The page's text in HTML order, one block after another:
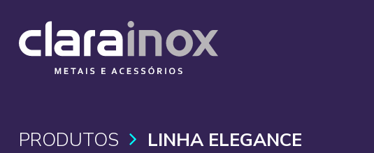
PRODUTOS LINHA ELEGANCE